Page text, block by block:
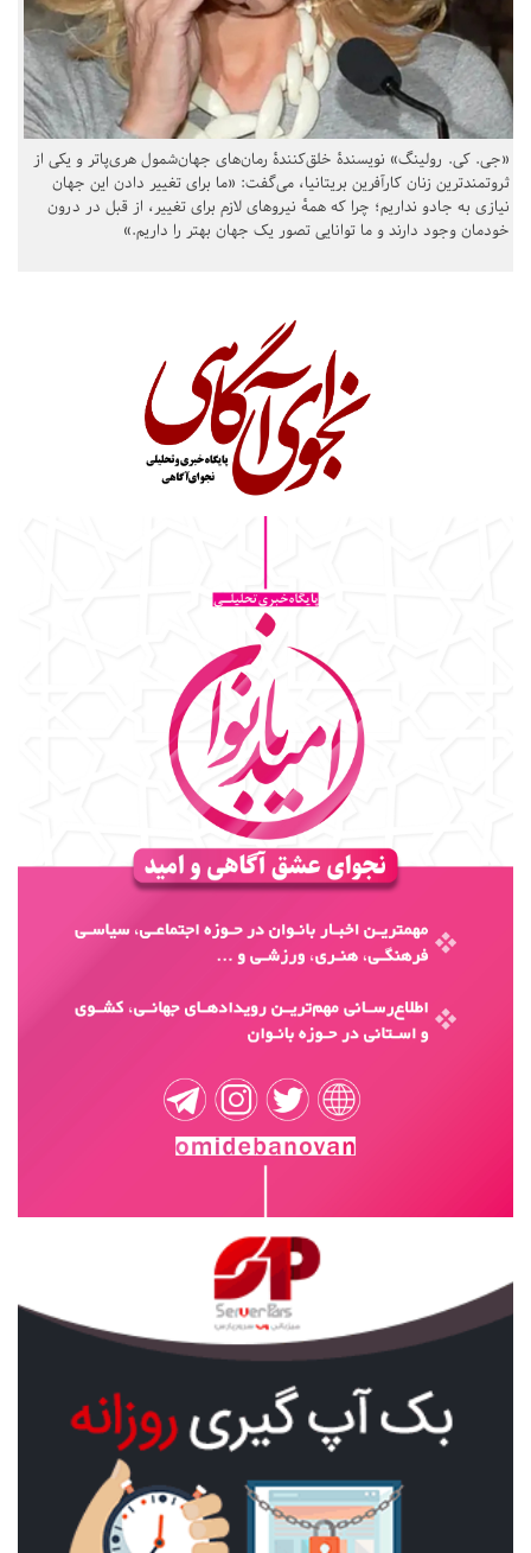
«جی. کی. رولینگ» نویسندهٔ خلق‌کنندهٔ رمان‌های جهان‌شمول هری‌پاتر و یکی از
ثروتمندترین زنان کارآفرین بریتانیا، می‌گفت: «ما برای تغییر دادن این جهان
نیازی به جادو نداریم؛ چرا که همهٔ نیروهای لازم برای تغییر، از قبل در درون
خودمان وجود دارند و ما توانایی تصور یک جهان بهتر را داریم.»